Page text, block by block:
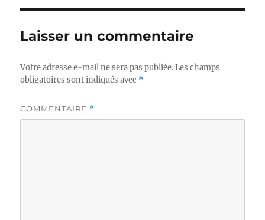
Laisser un commentaire
Votre adresse e-mail ne sera pas publiée. Les champs
obligatoires sont indiqués avec *
COMMENTAIRE *